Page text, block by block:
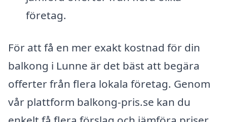
företag.
För att få en mer exakt kostnad för din
balkong i Lunne är det bäst att begära
offerter från flera lokala företag. Genom
vår plattform balkong-pris.se kan du